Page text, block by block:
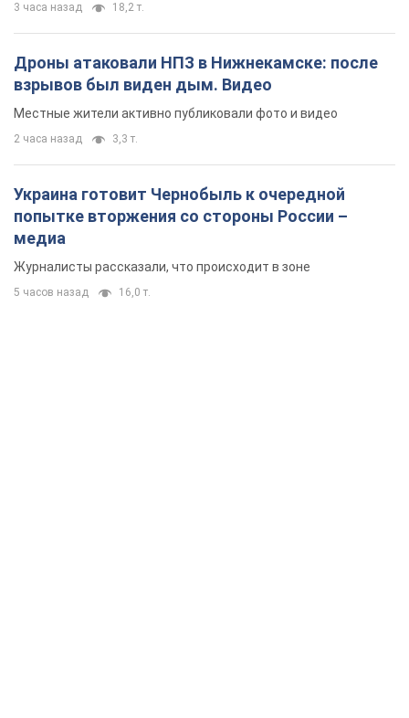
3 часа назад 18,2 т.
Дроны атаковали НПЗ в Нижнекамске: после
взрывов был виден дым. Видео
Местные жители активно публиковали фото и видео
2 часа назад 3,3 т.
Украина готовит Чернобыль к очередной
попытке вторжения со стороны России –
медиа
Журналисты рассказали, что происходит в зоне
5 часов назад 16,0 т.